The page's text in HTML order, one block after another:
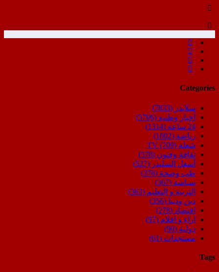
Categories
سلايدر (7833)
أخبار وطنية (5706)
24 ساعة
(1314)
رياضة (1002)
شعلة TV (709)
ثقافة وفنون (578)
أسفل السليدر (527)
طب وصحة (376)
سياسة (367)
التربية و التعليم (363)
دين ودنيا (356)
اقتصاد (278)
اراء و اقلام (97)
دولية (90)
مستجدات (61)
Tags